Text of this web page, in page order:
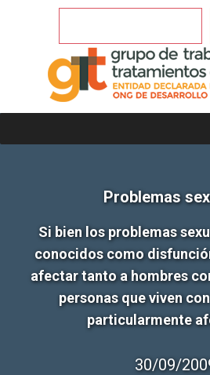
Problemas
Si bien los problemas
conocidos como
afectar tanto a hombres
personas que viven
particularmente
30/09/